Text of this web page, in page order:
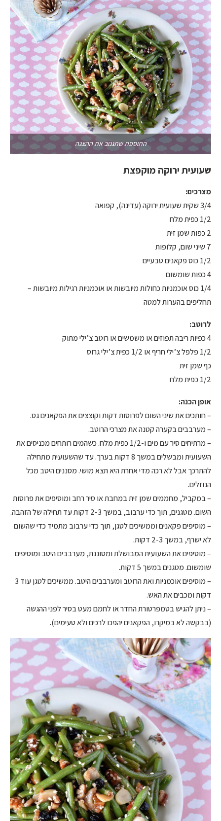
התוספת שתגנוב את ההצגה
שעועית ירוקה מוקפצת
מצרכים:
3/4 שקית שעועית ירוקה (עדינה), קפואה
1/2 כפית מלח
2 כפות שמן זית
7 שיני שום, קלופות
1/2 כוס פקאנים טבעיים
4 כפות שומשום
1/4 כוס אוכמניות כחולות מיובשות או אוכמניות רגילות מיובשות –
תחליפים בהערות למטה
לרוטב:
4 כפיות ריבה תפוזים או משמשים או רוטב צ’ילי מתוק
1/2 פלפל צ’ילי חריף או 1/2 כפית צ’ילי גרוס
כף שמן זית
1/2 כפית מלח
אופן הכנה:
– חותכים את שיני השום לפרוסות דקות וקוצצים את הפקאנים גס.
– מערבבים בקערה קטנה את מצרכי הרוטב.
– מרתיחים סיר עם מים ו-1/2 כפית מלח. כשהמים רותחים מכניסים את
השעועית ומבשלים במשך 8 דקות בערך. עד שהשעועית מתחילה
להתרכך אבל לא רכה מדי אחרת היא תצא מושי. מסננים היטב מכל
הנוזלים.
– במקביל, מחממים שמן זית במחבת או סיר רחב ומוסיפים את פרוסות
השום. מטגנים, תוך כדי ערבוב, במשך 2-3 דקות עד תחילה של הזהבה.
– מוסיפים פקאנים וממשיכים לטגן, תוך כדי ערבוב מתמיד כדי שהשום
לא ישרף, במשך 2-3 דקות.
– מוסיפים את השעועית המבושלת ומסוננת, מערבבים היטב ומוסיפים
שומשום. מטגנים במשך 5 דקות.
– מוסיפים אוכמניות ואת הרוטב ומערבבים היטב. ממשיכים לטגן עוד 3
דקות ומכבים את האש.
– ניתן להגיש בטמפרטורת החדר או לחמם מעט בסיר לפני ההגשה
(בבקשה לא במיקרו, הפקאנים יהפכו לרכים ולא טעימים).